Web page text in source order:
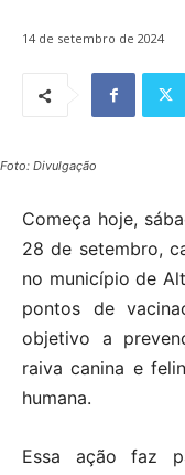
14 de setembro de 2024
Foto: Divulgação
Começa hoje,
28 de setembro,
no município de
pontos de
objetivo a
raiva canina e
humana.
Essa ação faz